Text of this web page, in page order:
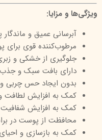
ویژگی‌ها و مزایا:
آبرسانی عمیق و
مرطوب‌کننده قوی
جلوگیری از خشکی و
دارای بافت سبک و
بدون ایجاد حس چربی
کمک به افزایش
کمک به افزایش
محافظت از پوست در
کمک به بازسازی و